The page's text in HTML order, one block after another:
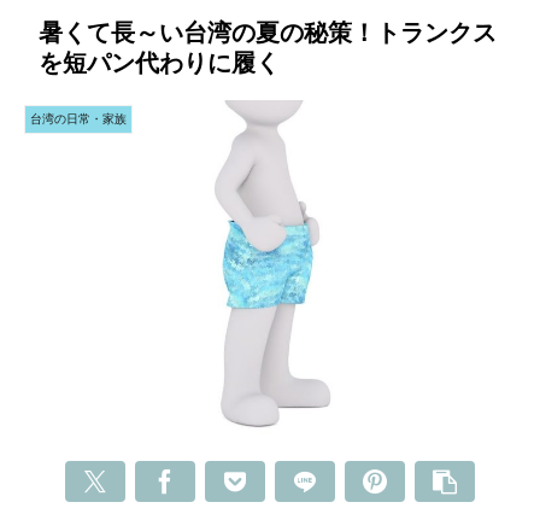
暑くて長～い台湾の夏の秘策！トランクス
を短パン代わりに履く
台湾の日常・家族